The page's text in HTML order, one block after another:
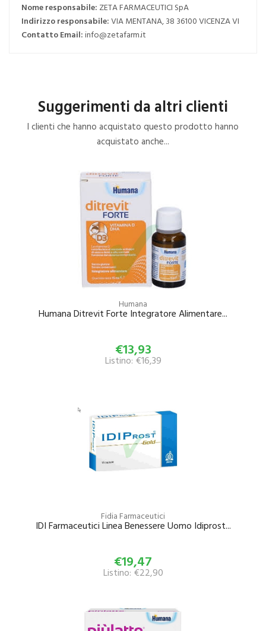
Nome responsabile: ZETA FARMACEUTICI SpA
Indirizzo responsabile:VIA MENTANA, 38 36100 VICENZA VI
Contatto Email:info@zetafarm.it
Suggerimenti da altri clienti
I clienti che hanno acquistato questo prodotto hanno
acquistato anche...
Humana
Humana Ditrevit Forte Integratore Alimentare...
€13,93
Listino: €16,39
Fidia Farmaceutici
IDI Farmaceutici Linea Benessere Uomo Idiprost...
€19,47
Listino: €22,90